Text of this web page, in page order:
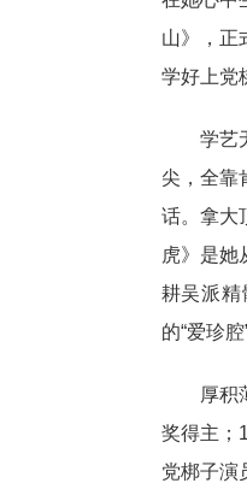
山》，正
学好上党
学艺
尖，全靠
话。拿大
虎》是她
耕吴派精
的“爱珍腔
厚积
奖得主；
党梆子演